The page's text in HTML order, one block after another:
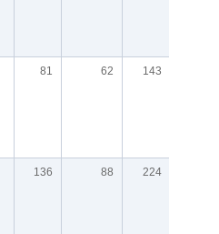
81 62 143
136 88 224